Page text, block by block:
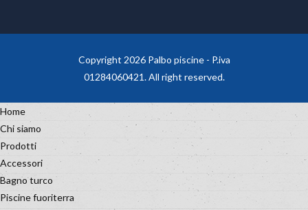
Copyright 2026 Palbo piscine - P.iva
01284060421. All right reserved.
Home
Chi siamo
Prodotti
Accessori
Bagno turco
Piscine fuoriterra